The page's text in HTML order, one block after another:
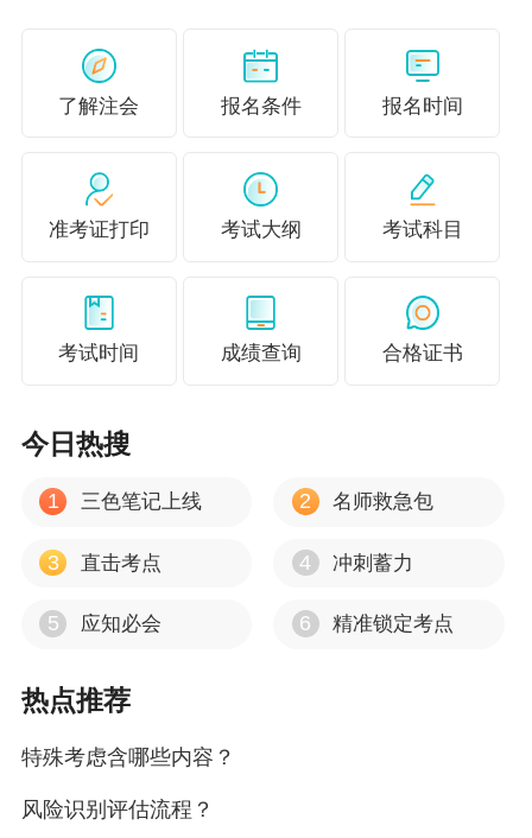
从而决定增加对存货的监盘和计价测试等审计程
序。职业判断使得职业怀疑不再仅仅停留在表面
计工作提供具体的指导和方向。
审计质量。在审计过程中，随着职业判断的不断
进行，注册会计师可能会发现新的问题和线索，
了解注会 报名条件 报名时间
准考证打印 考试大纲 考试科目
考试时间 成绩查询 合格证书
今日热搜
1 三色笔记上线 2 名师救急包
3 直击考点 4 冲刺蓄力
5 应知必会 6 精准锁定考点
热点推荐
特殊考虑含哪些内容？
风险识别评估流程？